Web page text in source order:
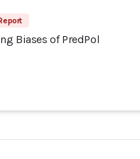
Biases of PredPol